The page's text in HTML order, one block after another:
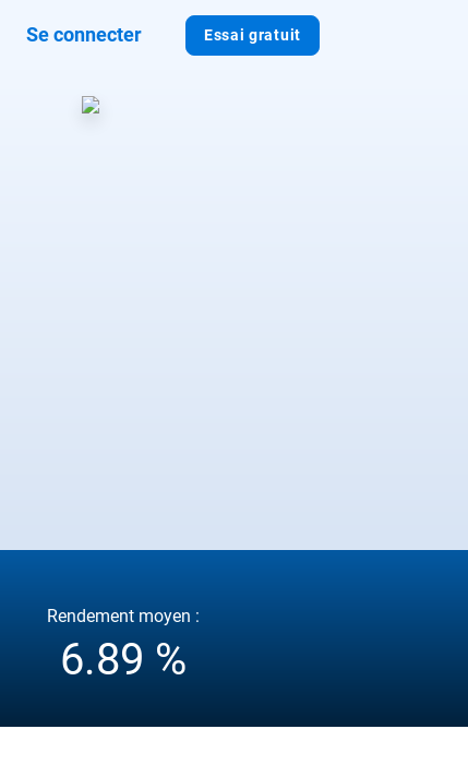
Essai gratuit
Se connecter
Rendement moyen :
6.89 %